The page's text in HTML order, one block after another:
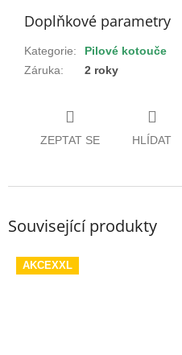
Doplňkové parametry
Kategorie:
Pilové kotouče
Záruka: 2 roky
ZEPTAT SE HLÍDAT
Související produkty
AKCEXXL